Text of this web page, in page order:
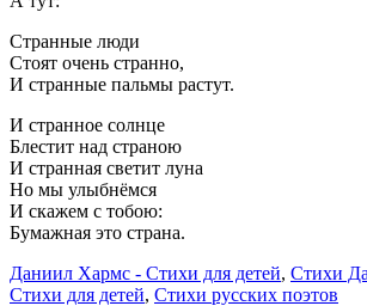
Странные люди
Стоят очень странно,
И странные пальмы растут.
И странное солнце
Блестит над страною
И странная светит луна
Но мы улыбнёмся
И скажем с тобою:
Бумажная это страна.
Даниил Хармс - Стихи для детей, Стихи
Стихи для детей, Стихи русских поэтов